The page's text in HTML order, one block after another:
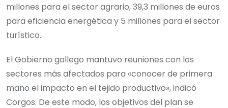
millones para el sector agrario, 39,3 millones de euros
para eficiencia energética y 5 millones para el sector
turístico.
El Gobierno gallego mantuvo reuniones con los
sectores más afectados para «conocer de primera
mano el impacto en el tejido productivo», indicó
Corgos. De este modo, los objetivos del plan se